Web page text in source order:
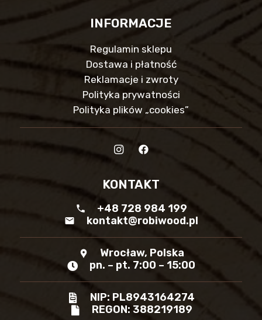
INFORMACJE
Regulamin sklepu
Dostawa i płatność
Reklamacje i zwroty
Polityka prywatności
Polityka plików „cookies”
KONTAKT
phone +48 728 984 199
mail kontakt@robiwood.pl
location_pin
Wrocław, Polska
pn. – pt. 7:00 – 15:00
NIP: PL8943164274
REGON: 388219189